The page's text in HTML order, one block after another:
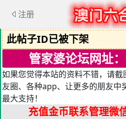
注册
此帖子ID已被下架
管家婆论坛网址
如果您觉得本站的资料不错，请
友圈、各种app、让更多的朋友中
最大支持！
充值金币联系管理微